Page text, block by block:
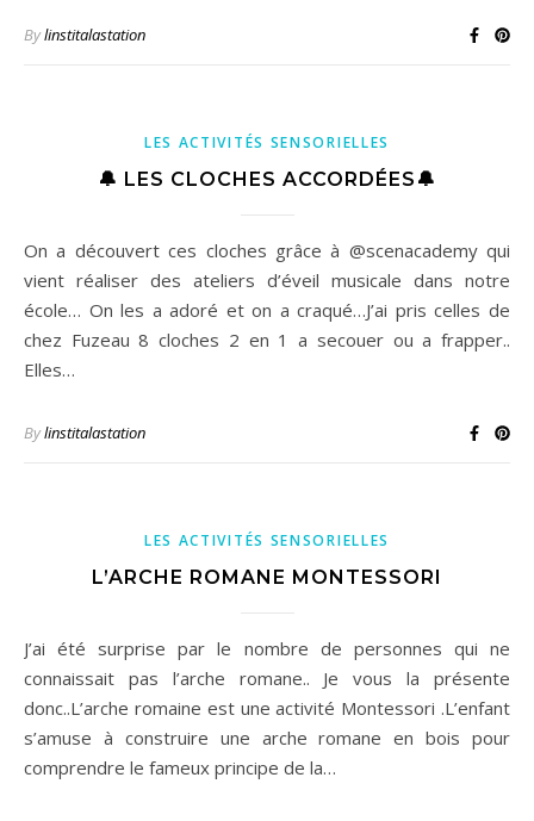
Bylinstitalastation
LES ACTIVITÉS SENSORIELLES
🔔 LES CLOCHES ACCORDÉES🔔
On a découvert ces cloches grâce à @scenacademy qui
vient réaliser des ateliers d’éveil musicale dans notre
école… On les a adoré et on a craqué…J’ai pris celles de
chez Fuzeau 8 cloches 2 en 1 a secouer ou a frapper..
Elles…
Bylinstitalastation
LES ACTIVITÉS SENSORIELLES
L’ARCHE ROMANE MONTESSORI
J’ai été surprise par le nombre de personnes qui ne
connaissait pas l’arche romane.. Je vous la présente
donc..L’arche romaine est une activité Montessori .L’enfant
s’amuse à construire une arche romane en bois pour
comprendre le fameux principe de la…